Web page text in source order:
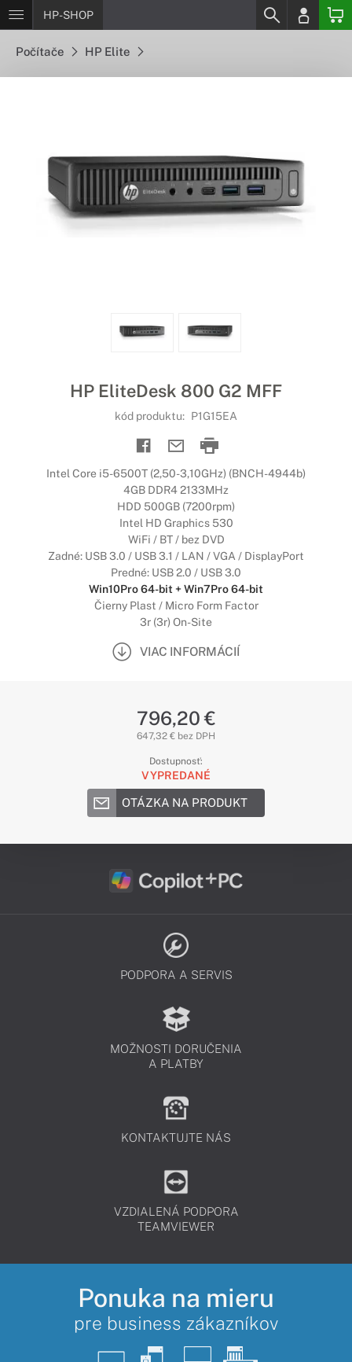
HP-SHOP
Počítače HP Elite
HP EliteDesk 800 G2 MFF
kód produktu: P1G15EA
Intel Core i5-6500T (2,50-3,10GHz) (BNCH-4944b)
4GB DDR4 2133MHz
HDD 500GB (7200rpm)
Intel HD Graphics 530
WiFi / BT / bez DVD
Zadné: USB 3.0 / USB 3.1 / LAN / VGA / DisplayPort
Predné: USB 2.0 / USB 3.0
Win10Pro 64-bit + Win7Pro 64-bit
Čierny Plast / Micro Form Factor
3r (3r) On-Site
VIAC INFORMÁCIÍ
796,20 €
647,32 € bez DPH
Dostupnosť:
VYPREDANÉ
OTÁZKA NA PRODUKT
PODPORA A SERVIS
MOŽNOSTI DORUČENIA
A PLATBY
KONTAKTUJTE NÁS
VZDIALENÁ PODPORA
TEAMVIEWER
Ponuka na mieru
pre business zákazníkov